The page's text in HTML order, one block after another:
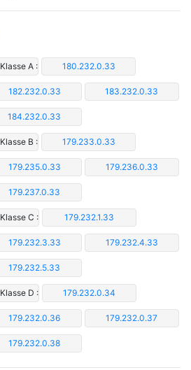
A : 180.232.0.33
182.232.0.33 183.232.0.33
184.232.0.33
B : 179.233.0.33
179.235.0.33 179.236.0.33
179.237.0.33
C : 179.232.1.33
179.232.3.33 179.232.4.33
179.232.5.33
D : 179.232.0.34
179.232.0.36 179.232.0.37
179.232.0.38